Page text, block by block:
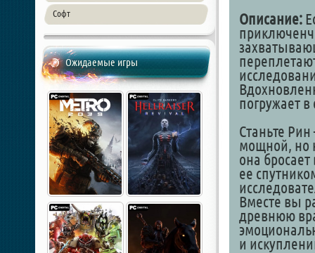
Софт
Ожидаемые игры
Описание:
погружает
Станьте
мощной, но
она
ее
Вместе вы
древнюю
и